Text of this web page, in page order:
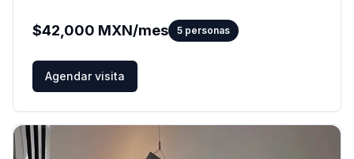
$42,000 MXN/mes 5 personas
Agendar visita